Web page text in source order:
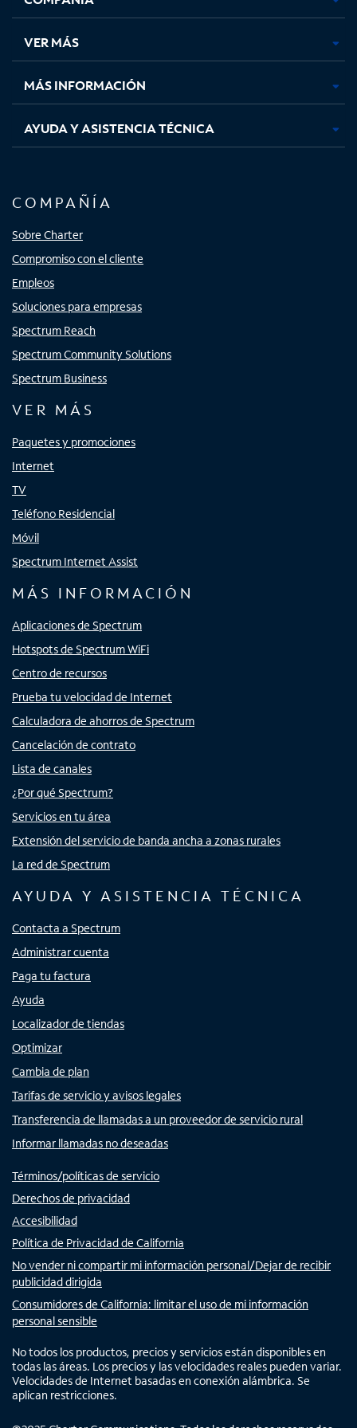
en
pestaña
nueva
en
pestaña
nueva
en
pestaña
nueva
en
nueva
VER MÁS
MÁS INFORMACIÓN
AYUDA Y ASISTENCIA TÉCNICA
COMPAÑÍA
Sobre Charter
Compromiso con el cliente
Empleos
Soluciones para empresas
Spectrum Reach
Spectrum Community Solutions
Spectrum Business
VER MÁS
Paquetes y promociones
Internet
TV
Teléfono Residencial
Móvil
Spectrum Internet Assist
MÁS INFORMACIÓN
Aplicaciones de Spectrum
Hotspots de Spectrum WiFi
Centro de recursos
Prueba tu velocidad de Internet
Calculadora de ahorros de Spectrum
Cancelación de contrato
Lista de canales
¿Por qué Spectrum?
Servicios en tu área
Extensión del servicio de banda ancha a zonas rurales
La red de Spectrum
AYUDA Y ASISTENCIA TÉCNICA
Contacta a Spectrum
Administrar cuenta
Paga tu factura
Ayuda
Localizador de tiendas
Optimizar
Cambia de plan
Tarifas de servicio y avisos legales
Transferencia de llamadas a un proveedor de servicio rural
Informar llamadas no deseadas
Términos/políticas de servicio
Derechos de privacidad
Accesibilidad
Política de Privacidad de California
No vender ni compartir mi información personal/Dejar de recibir
publicidad dirigida
Consumidores de California: limitar el uso de mi información
personal sensible
No todos los productos, precios y servicios están disponibles en
todas las áreas. Los precios y las velocidades reales pueden variar.
Velocidades de Internet basadas en conexión alámbrica. Se
aplican restricciones.